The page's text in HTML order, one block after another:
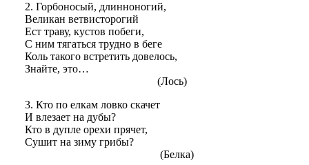
2. Горбоносый, длинноногий,
Великан ветвисторогий
Ест траву, кустов побеги,
С ним тягаться трудно в беге
Коль такого встретить довелось,
Знайте, это…
(Лось)
3. Кто по елкам ловко скачет
И влезает на дубы?
Кто в дупле орехи прячет,
Сушит на зиму грибы?
(Белка)